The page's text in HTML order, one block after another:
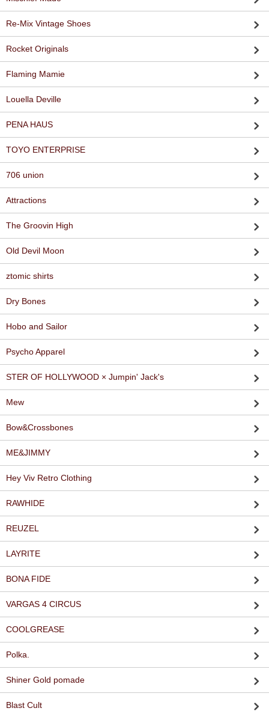
Re-Mix Vintage Shoes
Rocket Originals
Flaming Mamie
Louella Deville
PENA HAUS
TOYO ENTERPRISE
706 union
Attractions
The Groovin High
Old Devil Moon
ztomic shirts
Dry Bones
Hobo and Sailor
Psycho Apparel
STER OF HOLLYWOOD × Jumpin' Jack's
Mew
Bow&Crossbones
ME&JIMMY
Hey Viv Retro Clothing
RAWHIDE
REUZEL
LAYRITE
BONA FIDE
VARGAS 4 CIRCUS
COOLGREASE
Polka.
Shiner Gold pomade
Blast Cult